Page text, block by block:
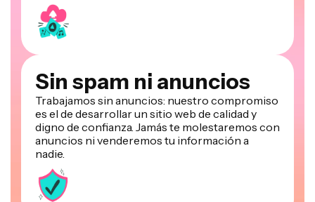
Sin spam ni anuncios
Trabajamos sin anuncios: nuestro compromiso
es el de desarrollar un sitio web de calidad y
digno de confianza. Jamás te molestaremos con
anuncios ni venderemos tu información a
nadie.